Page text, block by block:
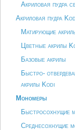
Акриловая пудра
Акриловая пудра
Матирующие
Цветные акрилы
Базовые акрилы
Быстро-
акрилы Kodi
Мономеры
Быстросохнущие
Среднесохнущие